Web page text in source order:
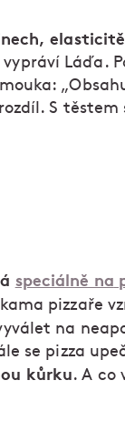
Láďa.
S těstem
speciálně na
pizzaře
na
se pizza
kůrku. A co